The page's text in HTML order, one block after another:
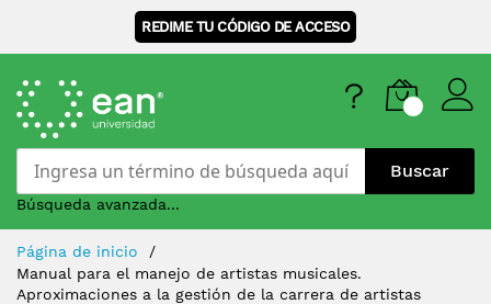
REDIME TU CÓDIGO DE ACCESO
Buscar
Búsqueda avanzada...
Skip
Content
Página de inicio
Manual para el manejo de artistas musicales.
Aproximaciones a la gestión de la carrera de artistas